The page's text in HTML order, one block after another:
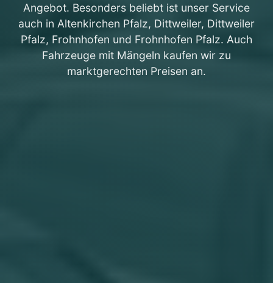
Angebot. Besonders beliebt ist unser Service
auch in Altenkirchen Pfalz, Dittweiler, Dittweiler
Pfalz, Frohnhofen und Frohnhofen Pfalz. Auch
Fahrzeuge mit Mängeln kaufen wir zu
marktgerechten Preisen an.